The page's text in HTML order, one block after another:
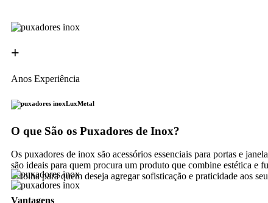
+
Anos Experiência
LuxMetal
O que São os Puxadores de Inox?
Os puxadores de inox são acessórios essenciais para portas e
são ideais para quem procura um produto que combine estética e
escolha para quem deseja agregar sofisticação e praticidade aos
Vantagens